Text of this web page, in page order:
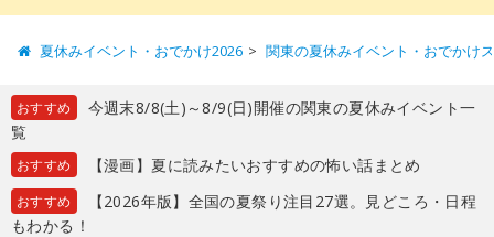
夏休みイベント・おでかけ2026 関東の夏休みイベント・おでかけ
おすすめ
今週末8/8(土)～8/9(日)開催の関東の夏休みイベント一
覧
おすすめ 【漫画】夏に読みたいおすすめの怖い話まとめ
おすすめ
【2026年版】全国の夏祭り注目27選。見どころ・日程
もわかる！